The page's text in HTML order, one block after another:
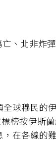
、北非炸
球穆民的
榜按伊斯蘭
在各線的